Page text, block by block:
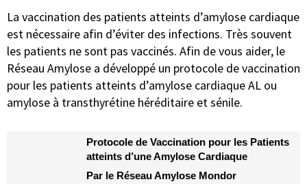
La vaccination des patients atteints d’amylose cardiaque
est nécessaire afin d’éviter des infections. Très souvent
les patients ne sont pas vaccinés. Afin de vous aider, le
Réseau Amylose a développé un protocole de vaccination
pour les patients atteints d’amylose cardiaque AL ou
amylose à transthyrétine héréditaire et sénile.
Protocole de Vaccination pour les Patients
atteints d’une Amylose Cardiaque
Par le Réseau Amylose Mondor